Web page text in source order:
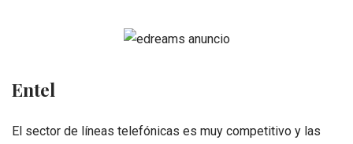
Entel
El sector de líneas telefónicas es muy competitivo y las